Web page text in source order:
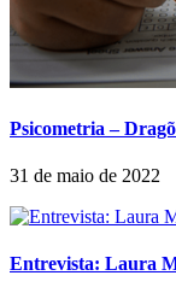
Psicometria –
31 de maio de 2022
Entrevista: Laura